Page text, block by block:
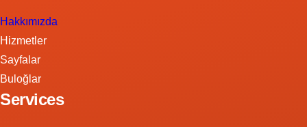
Hakkımızda
Hizmetler
Sayfalar
Buloğlar
Services